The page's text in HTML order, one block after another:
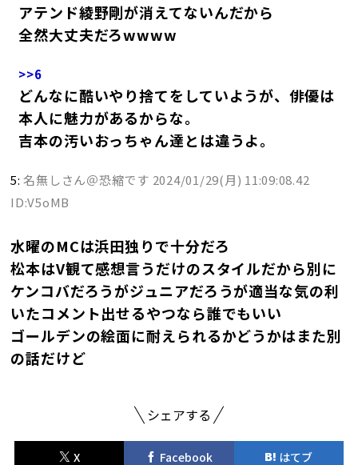
アテンド綾野剛が消えてないんだから
全然大丈夫だろwwww
>>6
どんなに酷いやり捨てをしていようが、俳優は
本人に魅力があるからな。
吉本の汚いおっちゃん達とは違うよ。
5:名無しさん＠恐縮です 2024/01/29(月) 11:09:08.42
ID:V5oMB
水曜のMCは浜田独りで十分だろ
松本はV観て感想言うだけのスタイルだから別に
ケンコバだろうがジュニアだろうが適当な気の利
いたコメント出せるやつなら誰でもいい
ゴールデンの絵面に耐えられるかどうかはまた別
の話だけど
シェアする
X Facebook
はてブ